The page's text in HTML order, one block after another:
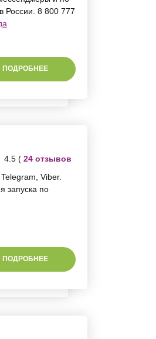
России. 8 800 777
ПОДРОБНЕЕ
4.5 ( 24 отзывов
Viber.
запуска по
ПОДРОБНЕЕ